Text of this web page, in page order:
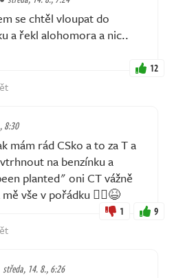
se chtěl vloupat do
a řekl alohomora a nic..
12
8:30
mám rád CSko a to za T a
na benzínku a
planted" oni CT vážně
vše v pořádku 🤦‍♂️😆
1 9
středa, 14. 8., 6:26